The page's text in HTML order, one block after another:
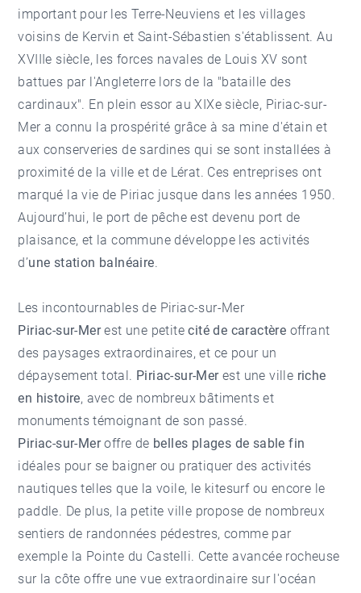
important pour les Terre-Neuviens et les villages
voisins de Kervin et Saint-Sébastien s'établissent. Au
XVIIIe siècle, les forces navales de Louis XV sont
battues par l'Angleterre lors de la "bataille des
cardinaux". En plein essor au XIXe siècle, Piriac-sur-
Mer a connu la prospérité grâce à sa mine d'étain et
aux conserveries de sardines qui se sont installées à
proximité de la ville et de Lérat. Ces entreprises ont
marqué la vie de Piriac jusque dans les années 1950.
Aujourd’hui, le port de pêche est devenu port de
plaisance, et la commune développe les activités
d’une station balnéaire.
Les incontournables de Piriac-sur-Mer
Piriac-sur-Merest une petitecité de caractère offrant
des paysages extraordinaires, et ce pour un
dépaysement total. Piriac-sur-Merest une ville riche
en histoire, avec de nombreux bâtiments et
monuments témoignant de son passé.
Piriac-sur-Meroffre de belles plages de sable fin
idéales pour se baigner ou pratiquer des activités
nautiques telles que la voile, le kitesurf ou encore le
paddle. De plus, la petite ville propose de nombreux
sentiers de randonnées pédestres, comme par
exemple la Pointe du Castelli. Cette avancée rocheuse
sur la côte offre une vue extraordinaire sur l'océan